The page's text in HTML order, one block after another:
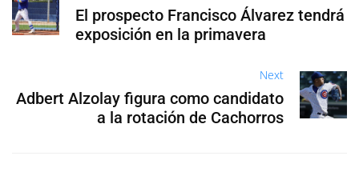
El prospecto Francisco Álvarez tendrá
exposición en la primavera
Next
Adbert Alzolay figura como candidato
a la rotación de Cachorros